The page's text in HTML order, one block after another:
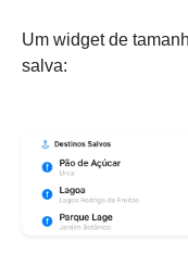
Um widget de
salva: